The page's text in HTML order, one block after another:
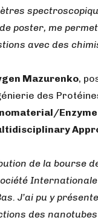
poster, me
avec des
Mazurenko,
des
de la bourse
J’ai pu y
des